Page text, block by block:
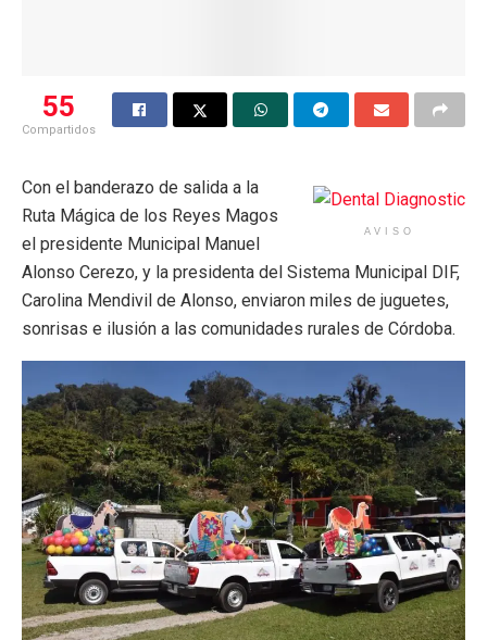
55
Compartidos
AVISO
Con el banderazo de salida a la
Ruta Mágica de los Reyes Magos
el presidente Municipal Manuel
Alonso Cerezo, y la presidenta del Sistema Municipal DIF,
Carolina Mendivil de Alonso, enviaron miles de juguetes,
sonrisas e ilusión a las comunidades rurales de Córdoba.